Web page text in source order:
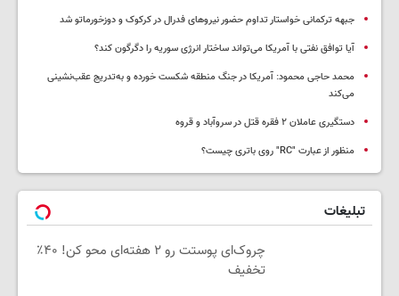
جبهه ترکمانی خواستار تداوم حضور نیروهای فدرال در کرکوک و دوزخورماتو شد
آیا توافق نفتی با آمریکا می‌تواند ساختار انرژی سوریه را دگرگون کند؟
محمد حاجی محمود: آمریکا در جنگ منطقه شکست خورده و به‌تدریج عقب‌نشینی
می‌کند
دستگیری عاملان ۲ فقره قتل در سروآباد و قروه
منظور از عبارت "RC" روی باتری چیست؟
تبلیغات
چروک‌ای پوستت رو ۲ هفته‌ای محو کن! ۴۰٪
تخفیف